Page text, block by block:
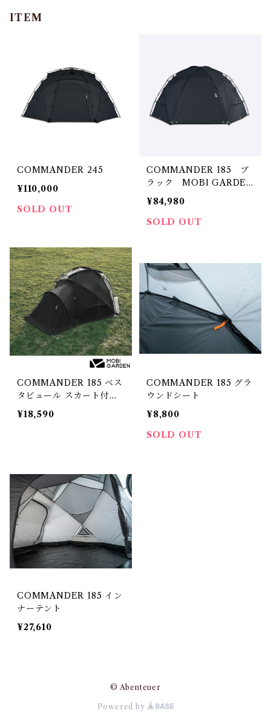
ITEM
COMMANDER 245
¥110,000
SOLD OUT
COMMANDER 185 ブ
ラック MOBI GARDEN
モビガーデン
¥84,980
SOLD OUT
COMMANDER 185 ベス
タビュール スカート付
き ブラック
¥18,590
COMMANDER 185 グラ
ウンドシート
¥8,800
SOLD OUT
COMMANDER 185 イン
ナーテント
¥27,610
© Abenteuer
Powered by